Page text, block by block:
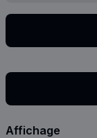
Affichage